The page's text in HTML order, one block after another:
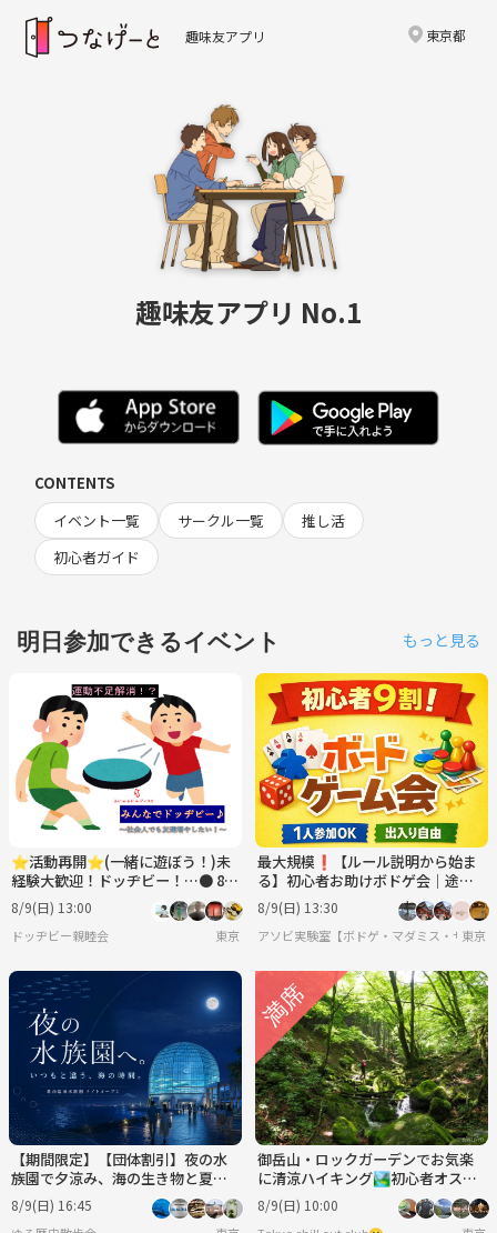
趣味友アプリ 東京都
趣味友アプリ No.1
CONTENTS
イベント一覧
サークル一覧
推し活
初心者ガイド
明日参加できるイベント もっと見る
⭐︎活動再開⭐︎(一緒に遊ぼう！)未
経験大歓迎！ドッヂビー！…● 8月
9日(日)13:00〜
8/9(日) 13:00
ドッヂビー親睦会 東京
最大規模❗️【ルール説明から始ま
る】初心者お助けボドゲ会｜途中
参加OK 8/9
8/9(日) 13:30
アソビ実験室【ボドゲ・マダミス・サバゲ
東京
【期間限定】【団体割引】夜の水
族園で夕涼み、海の生き物と夏の
ひんやり時間を楽しもう🐟✨
8/9(日) 16:45
御岳山・ロックガーデンでお気楽
に清涼ハイキング🏞初心者オスス
メコース🔰
8/9(日) 10:00